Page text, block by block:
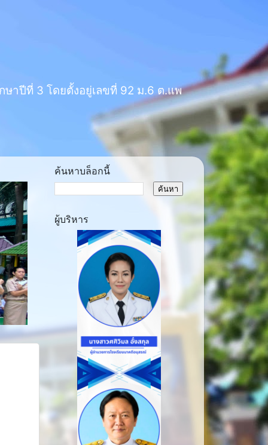
าปีที่ 3 โดยตั้งอยู่เลขที่ 92 ม.6 ต.แพ
ค้นหาบล็อกนี้
ผู้บริหาร